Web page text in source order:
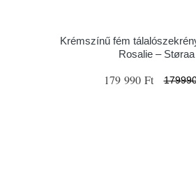
Krémszínű fém
Rosalie – Støraa
179 990 Ft